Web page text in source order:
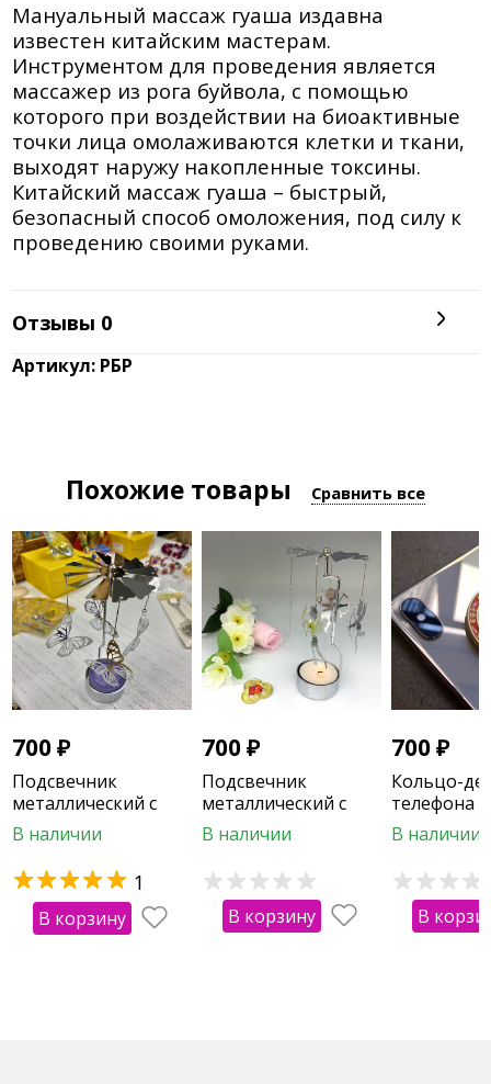
Мануальный массаж гуаша издавна
известен китайским мастерам.
Инструментом для проведения является
массажер из рога буйвола, с помощью
которого при воздействии на биоактивные
точки лица омолаживаются клетки и ткани,
выходят наружу накопленные токсины.
Китайский массаж гуаша – быстрый,
безопасный способ омоложения, под силу к
проведению своими руками.
Отзывы 0
Артикул: РБР
Похожие товары Сравнить все
700₽
Подсвечник
металлический с
бабочками
В наличии
1
В корзину
700₽
Подсвечник
металлический с
ангелами
В наличии
В корзину
700₽
Кольцо-
телефона
"Колесо
В наличии
В